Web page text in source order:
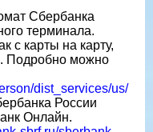
Сбербанка
терминала.
с карты на карту,
Подробно можно
dist_services/us/
России
Онлайн.